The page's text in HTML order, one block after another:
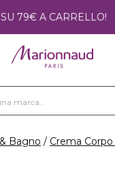
79€ A CARRELLO!
Bagno Crema